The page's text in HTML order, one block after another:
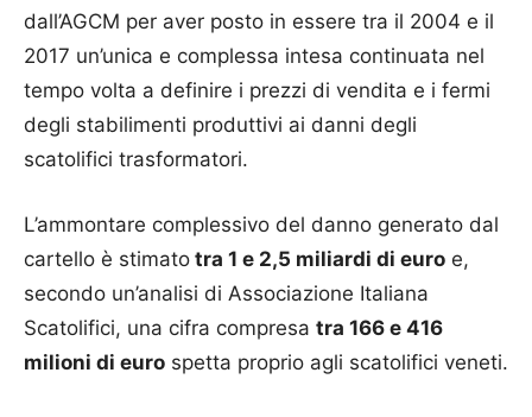
dall’AGCM per aver posto in essere tra il 2004 e il
2017 un’unica e complessa intesa continuata nel
tempo volta a definire i prezzi di vendita e i fermi
degli stabilimenti produttivi ai danni degli
scatolifici trasformatori.
L’ammontare complessivo del danno generato dal
cartello è stimato tra 1 e 2,5 miliardi di euro e,
secondo un’analisi di Associazione Italiana
Scatolifici, una cifra compresa tra 166 e 416
milioni di euro spetta proprio agli scatolifici veneti.